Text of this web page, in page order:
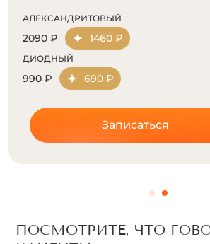
АЛЕКСАНДРИТОВЫЙ
2390 ₽ 1670 ₽
ДИОДНЫЙ
1290 ₽ 900 ₽
Записаться
ПОСМОТРИТЕ, ЧТО